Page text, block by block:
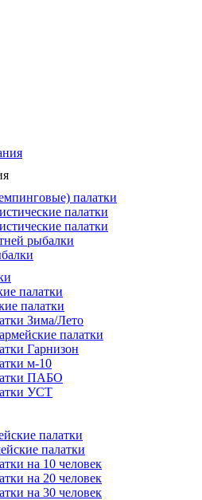
палатки
палатки
палатки
рыбалки
палатки
палатки
Зима/Лето
палатки
Гарнизон
м-10
ПАБО
УСТ
палатки
палатки
на 10 человек
на 20 человек
на 30 человек